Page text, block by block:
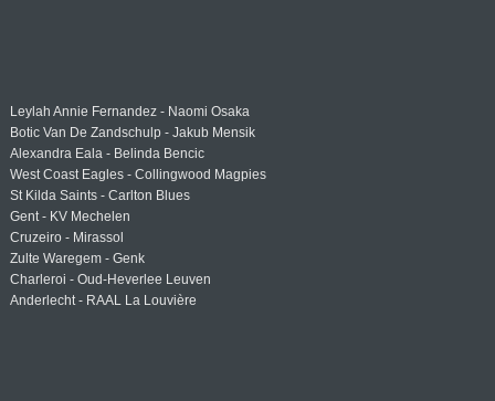
Leylah Annie Fernandez - Naomi Osaka
Botic Van De Zandschulp - Jakub Mensik
Alexandra Eala - Belinda Bencic
West Coast Eagles - Collingwood Magpies
St Kilda Saints - Carlton Blues
Gent - KV Mechelen
Cruzeiro - Mirassol
Zulte Waregem - Genk
Charleroi - Oud-Heverlee Leuven
Anderlecht - RAAL La Louvière